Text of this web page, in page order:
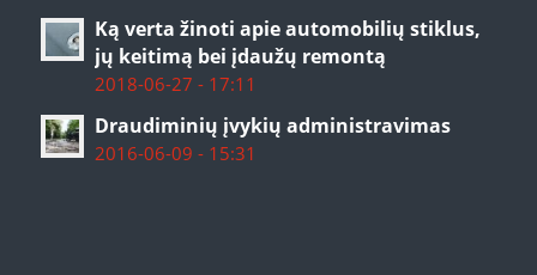
Ką verta žinoti apie automobilių stiklus,
jų keitimą bei įdaužų remontą
2018-06-27 - 17:11
Draudiminių įvykių administravimas
2016-06-09 - 15:31